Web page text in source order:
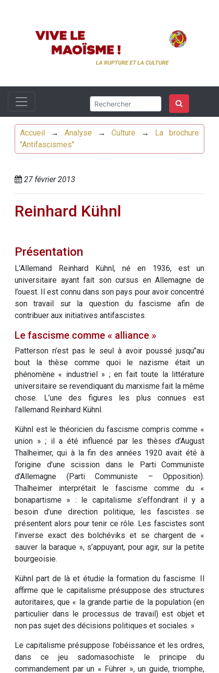
Accueil → Analyse → Culture →
La brochure
"Antifascismes"
27 février 2013
Reinhard Kühnl
Présentation
L’Allemand Reinhard Kühnl, né en 1936, est un
universitaire ayant fait son cursus en Allemagne de
l’ouest. Il est connu dans son pays pour avoir concentré
son travail sur la question du fascisme afin de
contribuer aux initiatives antifascistes.
Le fascisme comme « alliance »
Patterson n’est pas le seul à avoir poussé jusqu’’au
bout la thèse comme quoi le nazisme était un
phénomène « industriel » ; en fait toute la littérature
universitaire se revendiquant du marxisme fait la même
chose. L’une des figures les plus connues est
l’allemand Reinhard Kühnl.
Kühnl est le théoricien du fascisme compris comme «
union » ; il a été influencé par les thèses d’August
Thalheimer, qui à la fin des années 1920 avait été à
l’origine d’une scission dans le Parti Communiste
d’Allemagne (Parti Communiste – Opposition).
Thalheimer interprétait le fascisme comme du «
bonapartisme » : le capitalisme s’effondrant il y a
besoin d’une direction politique, les fascistes se
présentent alors pour tenir ce rôle. Les fascistes sont
l’inverse exact des bolchéviks et se chargent de «
sauver la baraque », s’appuyant, pour agir, sur la petite
bourgeoisie.
Kühnl part de là et étudie la formation du fascisme. Il
affirme que le capitalisme présuppose des structures
autoritaires, que « la grande partie de la population (en
particulier dans le processus de travail) est objet et
non pas sujet des décisions politiques et sociales. »
Le capitalisme présuppose l’obéissance et les ordres,
dans ce jeu sadomasochiste le principe du
commandement par un « Führer », un guide, triomphe,